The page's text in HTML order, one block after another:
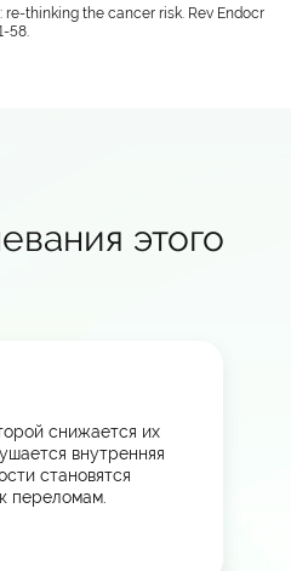
re-thinking the cancer risk. Rev Endocr
58.
этого
снижается их
внутренняя
становятся
переломам.